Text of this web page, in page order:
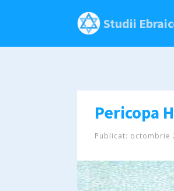
Studii
Publicat: octombrie